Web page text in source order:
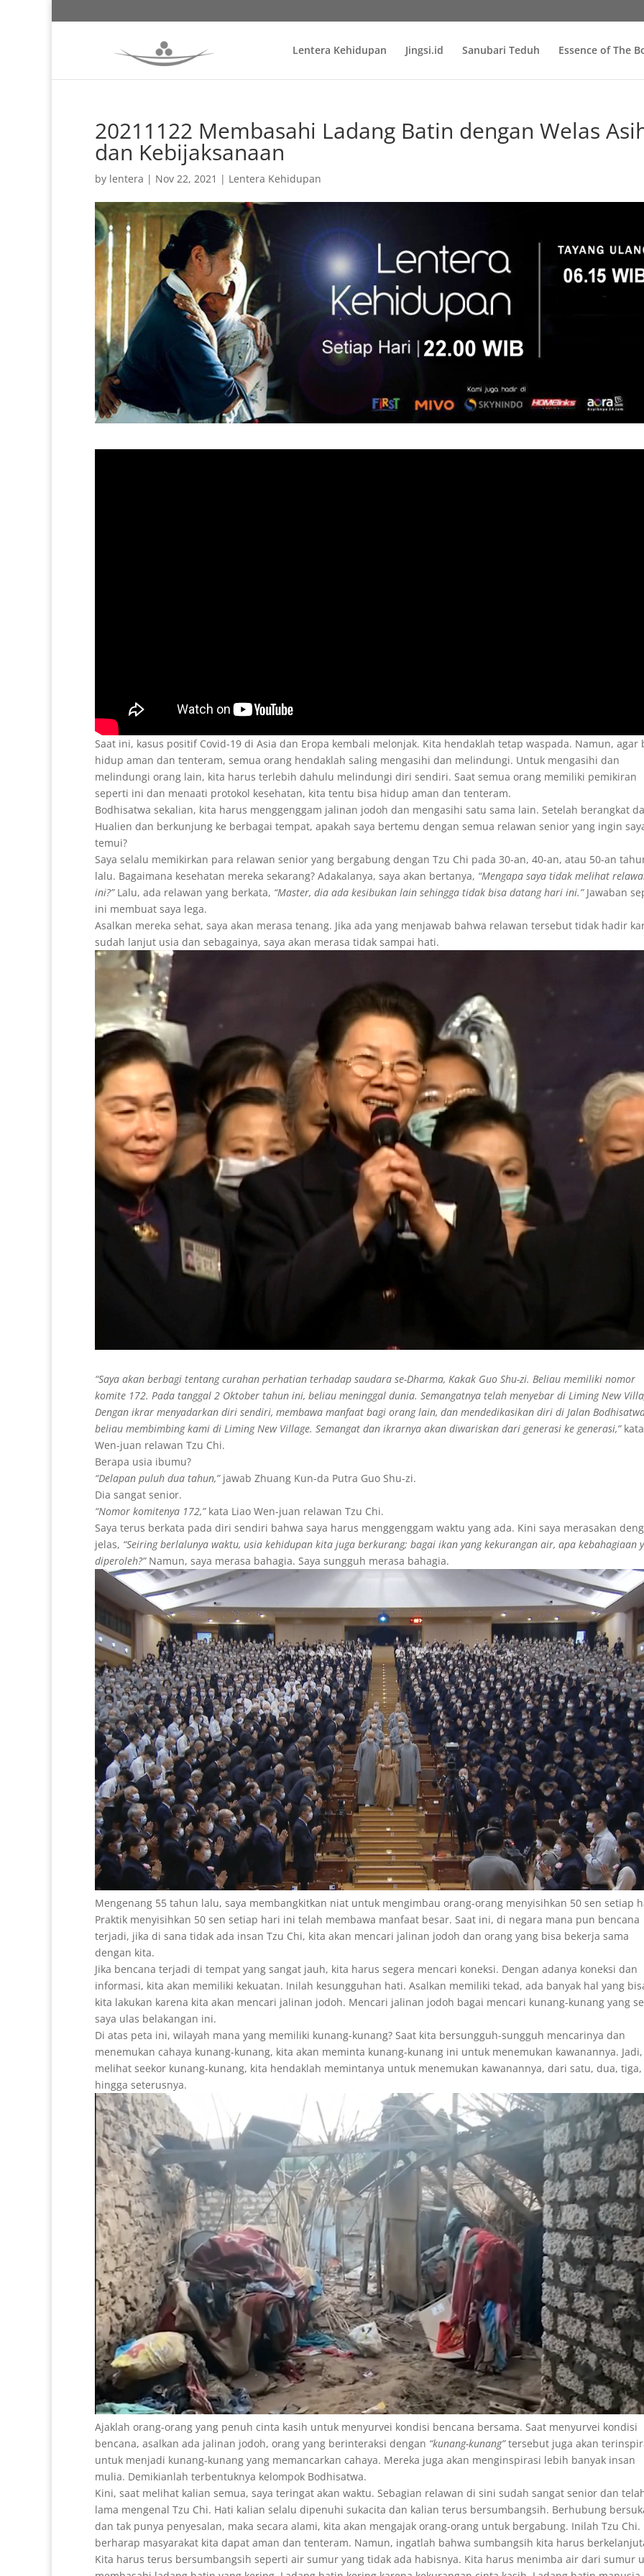
Lentera Kehidupan Jingsi.id Sanubari Teduh Essence of The
20211122 Membasahi Ladang Batin dengan Welas
dan Kebijaksanaan
by lentera | Nov 22, 2021 | Lentera Kehidupan
Saat ini, kasus positif Covid-19 di Asia dan Eropa kembali melonjak. Kita hendaklah tetap waspada. Namun, agar
hidup aman dan tenteram, semua orang hendaklah saling mengasihi dan melindungi. Untuk mengasihi dan
melindungi orang lain, kita harus terlebih dahulu melindungi diri sendiri. Saat semua orang memiliki pemikiran
seperti ini dan menaati protokol kesehatan, kita tentu bisa hidup aman dan tenteram.
Bodhisatwa sekalian, kita harus menggenggam jalinan jodoh dan mengasihi satu sama lain. Setelah berangkat
Hualien dan berkunjung ke berbagai tempat, apakah saya bertemu dengan semua relawan senior yang ingin
temui?
Saya selalu memikirkan para relawan senior yang bergabung dengan Tzu Chi pada 30-an, 40-an, atau 50-an
lalu. Bagaimana kesehatan mereka sekarang? Adakalanya, saya akan bertanya, “Mengapa saya tidak melihat
ini?”Lalu, ada relawan yang berkata, “Master, dia ada kesibukan lain sehingga tidak bisa datang hari ini.” Jawaban
ini membuat saya lega.
Asalkan mereka sehat, saya akan merasa tenang. Jika ada yang menjawab bahwa relawan tersebut tidak hadir
sudah lanjut usia dan sebagainya, saya akan merasa tidak sampai hati.
“Saya akan berbagi tentang curahan perhatian terhadap saudara se-Dharma, Kakak Guo Shu-zi. Beliau memiliki nomor
komite 172. Pada tanggal 2 Oktober tahun ini, beliau meninggal dunia. Semangatnya telah menyebar di Liming New
Dengan ikrar menyadarkan diri sendiri, membawa manfaat bagi orang lain, dan mendedikasikan diri di Jalan
beliau membimbing kami di Liming New Village. Semangat dan ikrarnya akan diwariskan dari generasi ke generasi,”
Wen-juan relawan Tzu Chi.
Berapa usia ibumu?
“Delapan puluh dua tahun,”jawab Zhuang Kun-da Putra Guo Shu-zi.
Dia sangat senior.
“Nomor komitenya 172,”kata Liao Wen-juan relawan Tzu Chi.
Saya terus berkata pada diri sendiri bahwa saya harus menggenggam waktu yang ada. Kini saya merasakan
jelas, “Seiring berlalunya waktu, usia kehidupan kita juga berkurang; bagai ikan yang kekurangan air, apa kebahagiaan
diperoleh?”Namun, saya merasa bahagia. Saya sungguh merasa bahagia.
Mengenang 55 tahun lalu, saya membangkitkan niat untuk mengimbau orang-orang menyisihkan 50 sen setiap
Praktik menyisihkan 50 sen setiap hari ini telah membawa manfaat besar. Saat ini, di negara mana pun bencana
terjadi, jika di sana tidak ada insan Tzu Chi, kita akan mencari jalinan jodoh dan orang yang bisa bekerja sama
dengan kita.
Jika bencana terjadi di tempat yang sangat jauh, kita harus segera mencari koneksi. Dengan adanya koneksi dan
informasi, kita akan memiliki kekuatan. Inilah kesungguhan hati. Asalkan memiliki tekad, ada banyak hal yang
kita lakukan karena kita akan mencari jalinan jodoh. Mencari jalinan jodoh bagai mencari kunang-kunang yang
saya ulas belakangan ini.
Di atas peta ini, wilayah mana yang memiliki kunang-kunang? Saat kita bersungguh-sungguh mencarinya dan
menemukan cahaya kunang-kunang, kita akan meminta kunang-kunang ini untuk menemukan kawanannya.
melihat seekor kunang-kunang, kita hendaklah memintanya untuk menemukan kawanannya, dari satu, dua, tiga,
hingga seterusnya.
Ajaklah orang-orang yang penuh cinta kasih untuk menyurvei kondisi bencana bersama. Saat menyurvei kondisi
bencana, asalkan ada jalinan jodoh, orang yang berinteraksi dengan “kunang-kunang”tersebut juga akan
untuk menjadi kunang-kunang yang memancarkan cahaya. Mereka juga akan menginspirasi lebih banyak insan
mulia. Demikianlah terbentuknya kelompok Bodhisatwa.
Kini, saat melihat kalian semua, saya teringat akan waktu. Sebagian relawan di sini sudah sangat senior dan
lama mengenal Tzu Chi. Hati kalian selalu dipenuhi sukacita dan kalian terus bersumbangsih. Berhubung
dan tak punya penyesalan, maka secara alami, kita akan mengajak orang-orang untuk bergabung. Inilah Tzu Chi.
berharap masyarakat kita dapat aman dan tenteram. Namun, ingatlah bahwa sumbangsih kita harus
Kita harus terus bersumbangsih seperti air sumur yang tidak ada habisnya. Kita harus menimba air dari sumur